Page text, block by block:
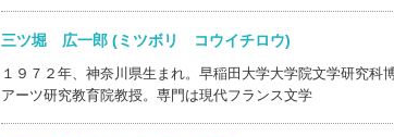
三ツ堀 広一郎 (ミツボリ コウイチロウ)
１９７２年、神奈川県生まれ。早稲田大学大学院文学研究
アーツ研究教育院教授。専門は現代フランス文学